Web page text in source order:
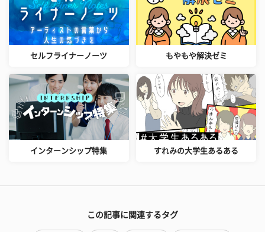
セルフライナーノーツ もやもや解決ゼミ
インターンシップ特集 すれみの大学生あるある
この記事に関連するタグ